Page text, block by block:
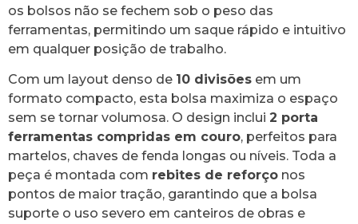
os bolsos não se fechem sob o peso das
ferramentas, permitindo um saque rápido e intuitivo
em qualquer posição de trabalho.
Com um layout denso de 10 divisões em um
formato compacto, esta bolsa maximiza o espaço
sem se tornar volumosa. O design inclui 2 porta
ferramentas compridas em couro, perfeitos para
martelos, chaves de fenda longas ou níveis. Toda a
peça é montada com rebites de reforço nos
pontos de maior tração, garantindo que a bolsa
suporte o uso severo em canteiros de obras e